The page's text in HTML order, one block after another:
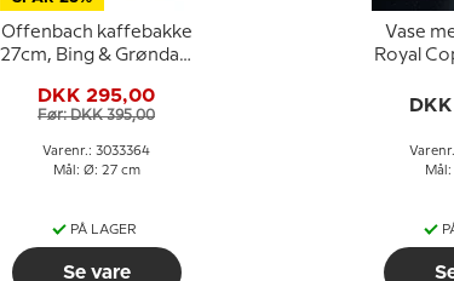
Offenbach kaffebakke
27cm, Bing & Grøndahl
DKK 295,00
Før: DKK 395,00
Varenr.: 3033364
Mål: Ø: 27 cm
PÅ LAGER
Se vare
Vase
Royal